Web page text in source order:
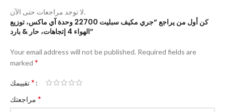
لا توجد مراجعات حتى الآن.
كن أول من يراجع “جري مكيف سبليت 22700 وحدة آي ماكس، توزيع
الهواء 4 إتجاهات، حار & بارد”
Your email address will not be published. Required fields are
marked *
*
*